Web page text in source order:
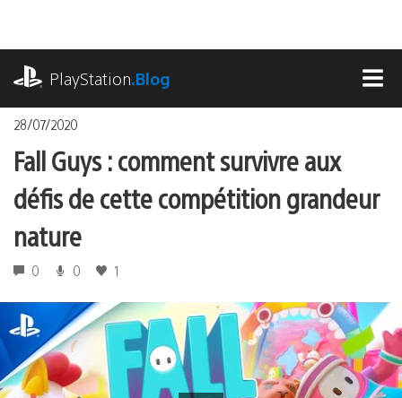
contenu
PlayStation.Blog
28/07/2020
Fall Guys : comment survivre aux
défis de cette compétition grandeur
nature
0 0 1